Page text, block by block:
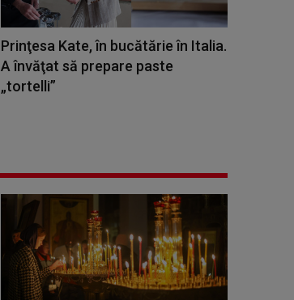
Prinţesa Kate, în bucătărie în Italia.
A învăţat să prepare paste
„tortelli”